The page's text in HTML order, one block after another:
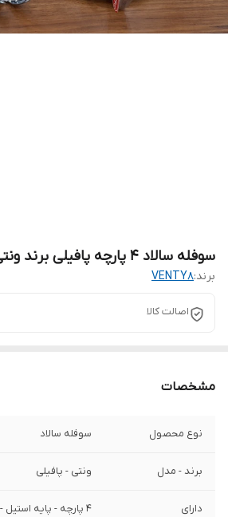
سوفله سالاد ۴ پارچه پافیلی برند ونتی
برند:VENTY8
اصالت کالا
مشخصات
نوع محصول سوفله سالاد
برند - مدل ونتی - پافیلی
دارای